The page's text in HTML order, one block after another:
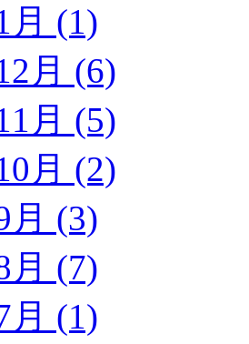
月 (1)
月 (6)
月 (5)
月 (2)
月 (3)
月 (7)
月 (1)